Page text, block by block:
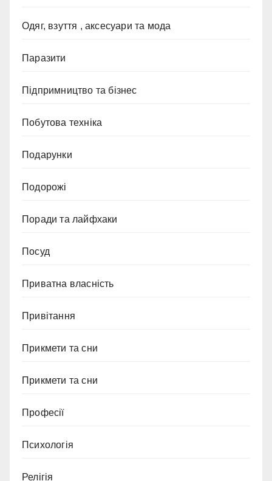
Одяг, взуття , аксесуари та мода
Паразити
Підпримництво та бізнес
Побутова техніка
Подарунки
Подорожі
Поради та лайфхаки
Посуд
Приватна власність
Привітання
Прикмети та сни
Прикмети та сни
Професії
Психологія
Релігія